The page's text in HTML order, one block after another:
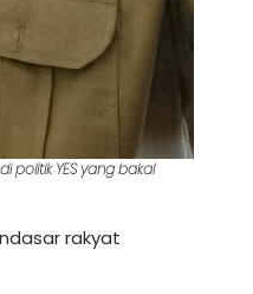
politik YES yang bakal
rakyat